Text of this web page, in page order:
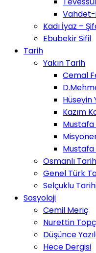
Kadı İyaz –
Ebubekir Sifil
Tarih
Yakın Tarih
Cemal
Hüseyin
Kazım
Osmanlı
Genel Türk
Selçuklu
Sosyoloji
Cemil Meriç
Nurettin
Düşünce
Hece Dergisi